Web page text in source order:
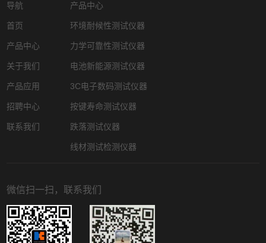
导航
首页
产品中心
关于我们
产品应用
招聘中心
联系我们
产品中心
环境耐候性测试仪器
力学可靠性测试仪器
电池新能源测试仪器
3C电子数码测试仪器
按键寿命测试仪器
跌落测试仪器
线材测试检测仪器
微信扫一扫，联系我们